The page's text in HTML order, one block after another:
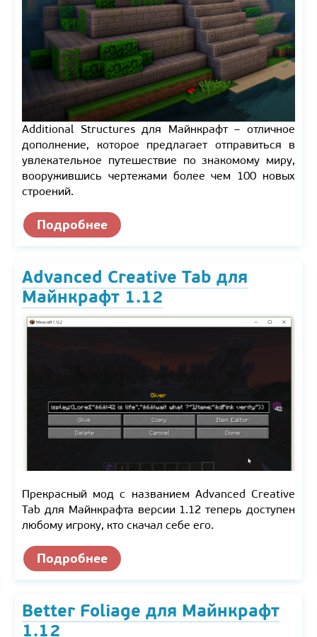
Additional Structures для Майнкрафт – отличное
дополнение, которое предлагает отправиться в
увлекательное путешествие по знакомому миру,
вооружившись чертежами более чем 100 новых
строений.
Подробнее
Advanced Creative Tab для
Майнкрафт 1.12
Прекрасный мод с названием Advanced Creative
Tab для Майнкрафта версии 1.12 теперь доступен
любому игроку, кто скачал себе его.
Подробнее
Better Foliage для Майнкрафт
1.12